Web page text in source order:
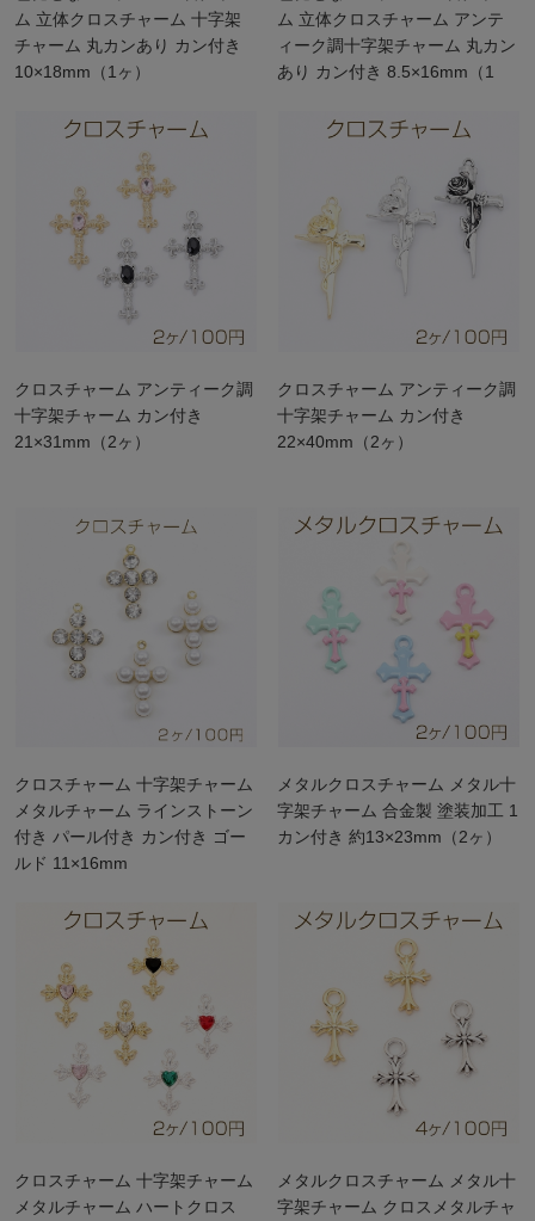
ム 立体クロスチャーム 十字架
チャーム 丸カンあり カン付き
10×18mm（1ヶ）
ム 立体クロスチャーム アンテ
ィーク調十字架チャーム 丸カン
あり カン付き 8.5×16mm（1
クロスチャーム アンティーク調
十字架チャーム カン付き
21×31mm（2ヶ）
クロスチャーム アンティーク調
十字架チャーム カン付き
22×40mm（2ヶ）
クロスチャーム 十字架チャーム
メタルチャーム ラインストーン
付き パール付き カン付き ゴー
ルド 11×16mm
メタルクロスチャーム メタル十
字架チャーム 合金製 塗装加工 1
カン付き 約13×23mm（2ヶ）
クロスチャーム 十字架チャーム
メタルチャーム ハートクロス
メタルクロスチャーム メタル十
字架チャーム クロスメタルチャ